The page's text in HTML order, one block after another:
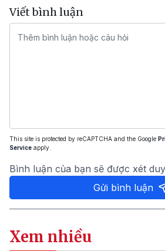
Viết bình luận
This site is protected by reCAPTCHA and the Google
Service apply.
Bình luận của bạn sẽ được xét
Gửi bình luận
Xem nhiều